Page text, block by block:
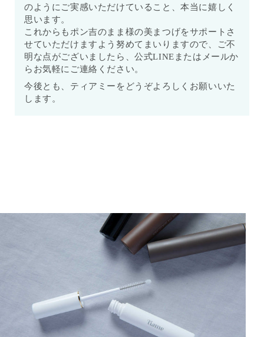
のようにご実感いただけていること、本当に嬉しく
思います。
これからもポン吉のまま様の美まつげをサポートさ
せていただけますよう努めてまいりますので、ご不
明な点がございましたら、公式LINEまたはメールか
らお気軽にご連絡ください。
今後とも、ティアミーをどうぞよろしくお願いいた
します。